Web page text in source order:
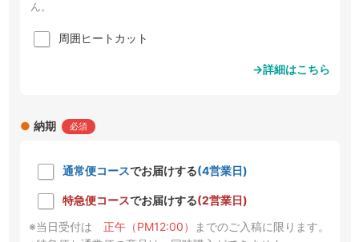
ん。
周囲ヒートカット
→詳細はこちら
● 納期 必須
通常便コースでお届けする(4営業日)
特急便コースでお届けする(2営業日)
※当日受付は 正午（PM12:00）
までのご入稿に限ります。